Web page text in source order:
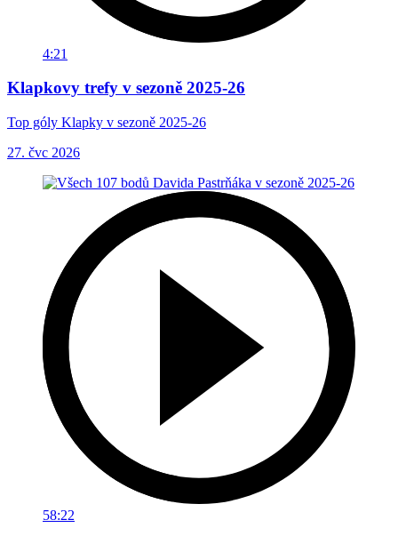
4:21
Klapkovy trefy v sezoně 2025-26
Top góly Klapky v sezoně 2025-26
27. čvc 2026
58:22